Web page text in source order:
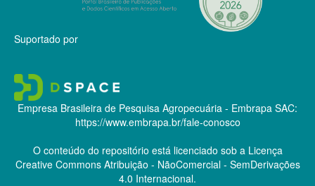
Suportado por
Empresa Brasileira de Pesquisa Agropecuária - Embrapa SAC:
https://www.embrapa.br/fale-conosco
O conteúdo do repositório está licenciado sob a Licença
Creative CommonsAtribuição - NãoComercial - SemDerivações
4.0 Internacional.